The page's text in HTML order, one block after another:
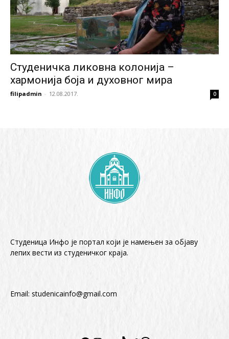
Студеничка ликовна колонија –
хармонија боја и духовног мира
filipadmin - 12.08.2017. 0
Студеница Инфо је портал који је намењен за објaву
лепих вести из студеничког краја.
Email: studenicainfo@gmail.com